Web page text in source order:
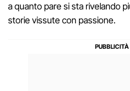
a quanto pare si sta rivelando
storie vissute con passione.